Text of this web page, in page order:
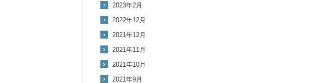
2023年2月
2022年12月
2021年12月
2021年11月
2021年10月
2021年9月